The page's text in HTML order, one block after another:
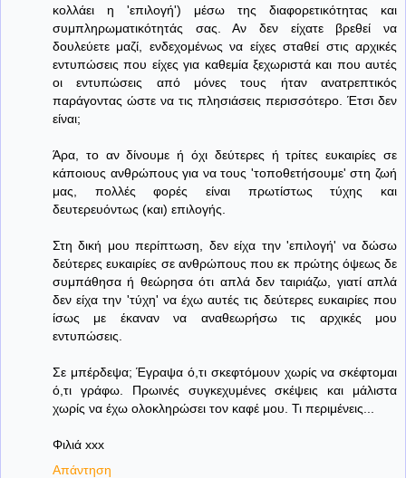
κολλάει η 'επιλογή') μέσω της διαφορετικότητας και
συμπληρωματικότητάς σας. Αν δεν είχατε βρεθεί να
δουλεύετε μαζί, ενδεχομένως να είχες σταθεί στις αρχικές
εντυπώσεις που είχες για καθεμία ξεχωριστά και που αυτές
οι εντυπώσεις από μόνες τους ήταν ανατρεπτικός
παράγοντας ώστε να τις πλησιάσεις περισσότερο. Έτσι δεν
είναι;
Άρα, το αν δίνουμε ή όχι δεύτερες ή τρίτες ευκαιρίες σε
κάποιους ανθρώπους για να τους 'τοποθετήσουμε' στη ζωή
μας, πολλές φορές είναι πρωτίστως τύχης και
δευτερευόντως (και) επιλογής.
Στη δική μου περίπτωση, δεν είχα την 'επιλογή' να δώσω
δεύτερες ευκαιρίες σε ανθρώπους που εκ πρώτης όψεως δε
συμπάθησα ή θεώρησα ότι απλά δεν ταιριάζω, γιατί απλά
δεν είχα την 'τύχη' να έχω αυτές τις δεύτερες ευκαιρίες που
ίσως με έκαναν να αναθεωρήσω τις αρχικές μου
εντυπώσεις.
Σε μπέρδεψα; Έγραψα ό,τι σκεφτόμουν χωρίς να σκέφτομαι
ό,τι γράφω. Πρωινές συγκεχυμένες σκέψεις και μάλιστα
χωρίς να έχω ολοκληρώσει τον καφέ μου. Τι περιμένεις...
Φιλιά xxx
Απάντηση